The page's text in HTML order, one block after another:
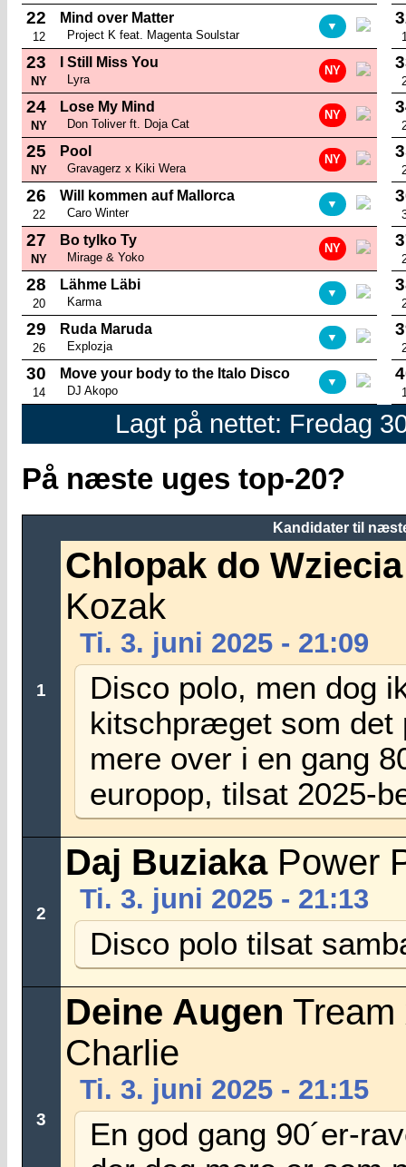
22
12
Mind over Matter
Project K feat. Magenta Soulstar
▼
23
NY
I Still Miss You
Lyra
NY
24
NY
Lose My Mind
Don Toliver ft. Doja Cat
NY
25
NY
Pool
Gravagerz x Kiki Wera
NY
26
22
Will kommen auf Mallorca
Caro Winter
▼
27
NY
Bo tylko Ty
Mirage & Yoko
NY
28
20
Lähme Läbi
Karma
▼
29
26
Ruda Maruda
Explozja
▼
30
14
Move your body to the Italo Disco
DJ Akopo
▼
Lagt på nettet: Fredag
På næste uges top-20?
Kandidater til
1
Chlopak do Wziecia
Kozak
Ti. 3. juni 2025 - 21:09
Disco polo, men dog
kitschpræget som det
mere over i en gang
europop, tilsat 2025-
2
Daj BuziakaPower
Ti. 3. juni 2025 - 21:13
Disco polo tilsat
3
Deine Augen
Charlie
Ti. 3. juni 2025 - 21:15
En god gang 90´er-